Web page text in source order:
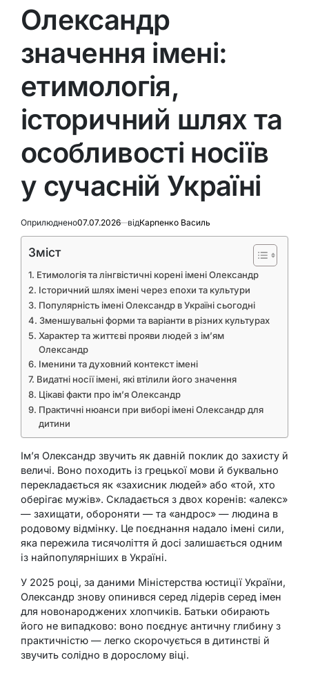
Олександр
значення імені:
етимологія,
історичний шлях та
особливості носіїв
у сучасній Україні
Оприлюднено07.07.2026 відКарпенко Василь
Зміст
Етимологія та лінгвістичні корені імені Олександр
Історичний шлях імені через епохи та культури
Популярність імені Олександр в Україні сьогодні
Зменшувальні форми та варіанти в різних культурах
Характер та життєві прояви людей з ім’ям
Олександр
Іменини та духовний контекст імені
Видатні носії імені, які втілили його значення
Цікаві факти про ім’я Олександр
Практичні нюанси при виборі імені Олександр для
дитини
Ім’я Олександр звучить як давній поклик до захисту й
величі. Воно походить із грецької мови й буквально
перекладається як «захисник людей» або «той, хто
оберігає мужів». Складається з двох коренів: «алекс»
— захищати, обороняти — та «андрос» — людина в
родовому відмінку. Це поєднання надало імені сили,
яка пережила тисячоліття й досі залишається одним
із найпопулярніших в Україні.
У 2025 році, за даними Міністерства юстиції України,
Олександр знову опинився серед лідерів серед імен
для новонароджених хлопчиків. Батьки обирають
його не випадково: воно поєднує античну глибину з
практичністю — легко скорочується в дитинстві й
звучить солідно в дорослому віці.